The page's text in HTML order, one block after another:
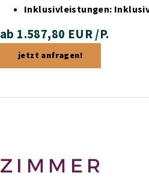
Inklusivleistungen:
ab 1.587,80 EUR /P.
jetzt anfragen!
ZIMMER